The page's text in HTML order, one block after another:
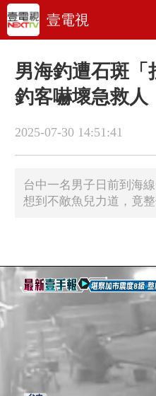
壹電視
男海釣遭石斑「
釣客嚇壞急救人
2025-07-30 14:51:41
台中一名男子日前到海
想到不敵魚兒力道，竟